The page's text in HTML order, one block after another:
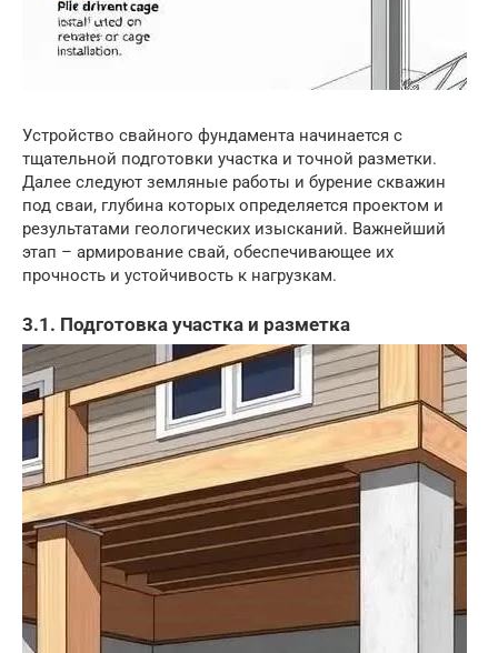
Устройство свайного фундамента начинается с
тщательной подготовки участка и точной разметки.
Далее следуют земляные работы и бурение скважин
под сваи, глубина которых определяется проектом и
результатами геологических изысканий. Важнейший
этап – армирование свай, обеспечивающее их
прочность и устойчивость к нагрузкам.
3.1. Подготовка участка и разметка